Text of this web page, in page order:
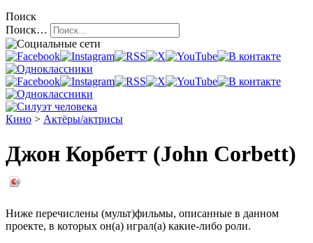
Поиск
Поиск…
Кино > Актёры/актрисы
Джон Корбетт (John Corbett)
Ниже перечислены (мульт)фильмы, описанные в данном
проекте, в которых он(а) играл(а) какие-либо роли.